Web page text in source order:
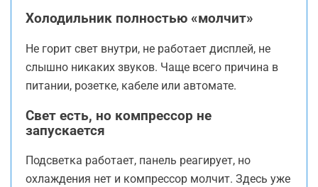
Холодильник полностью «молчит»
Не горит свет внутри, не работает дисплей, не
слышно никаких звуков. Чаще всего причина в
питании, розетке, кабеле или автомате.
Свет есть, но компрессор не
запускается
Подсветка работает, панель реагирует, но
охлаждения нет и компрессор молчит. Здесь уже